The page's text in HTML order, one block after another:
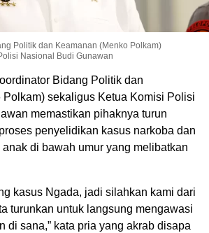
Politik dan Keamanan (Menko Polkam)
Nasional Budi Gunawan
Bidang Politik dan
Polkam) sekaligus Ketua Komisi Polisi
memastikan pihaknya turun
penyelidikan kasus narkoba dan
di bawah umur yang melibatkan
kasus Ngada, jadi silahkan kami dari
turunkan untuk langsung mengawasi
di sana,” kata pria yang akrab disapa